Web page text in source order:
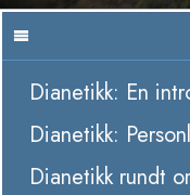
Dianetikk: En
Dianetikk:
Dianetikk rundt